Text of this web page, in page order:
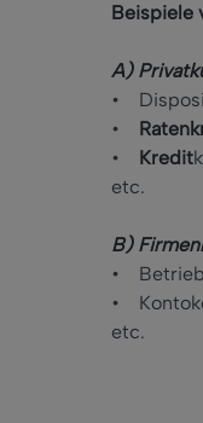
Beispiele
A)
•
•
•
Kredit
etc.
B)
•
•
etc.